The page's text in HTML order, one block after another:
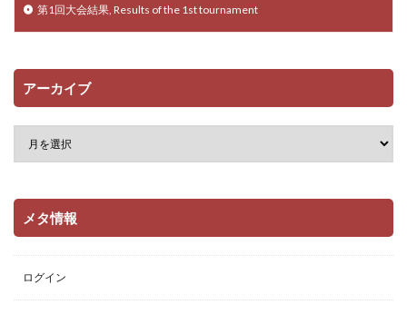
第1回大会結果, Results of the 1st tournament
アーカイブ
メタ情報
ログイン